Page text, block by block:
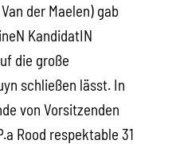
der Maelen) gab
KandidatIN
die große
schließen lässt. In
von Vorsitzenden
Rood respektable 31